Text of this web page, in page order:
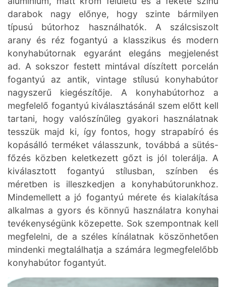
darabok nagy előnye, hogy szinte bármilyen
típusú bútorhoz használhatók. A szálcsiszolt
arany és réz fogantyú a klasszikus és modern
konyhabútornak egyaránt elegáns megjelenést
ad. A sokszor festett mintával díszített porcelán
fogantyú az antik, vintage stílusú konyhabútor
nagyszerű kiegészítője. A konyhabútorhoz a
megfelelő fogantyú kiválasztásánál szem előtt kell
tartani, hogy valószínűleg gyakori használatnak
tesszük majd ki, így fontos, hogy strapabíró és
kopásálló terméket válasszunk, továbbá a sütés-
főzés közben keletkezett gőzt is jól tolerálja. A
kiválasztott fogantyú stílusban, színben és
méretben is illeszkedjen a konyhabútorunkhoz.
Mindemellett a jó fogantyú mérete és kialakítása
alkalmas a gyors és könnyű használatra konyhai
tevékenységünk közepette. Sok szempontnak kell
megfelelni, de a széles kínálatnak köszönhetően
mindenki megtalálhatja a számára legmegfelelőbb
konyhabútor fogantyút.